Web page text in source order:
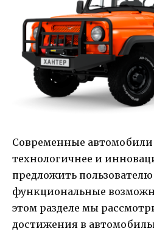
Современные автомобили
технологичнее и
предложить
функциональные
этом разделе мы
достижения в